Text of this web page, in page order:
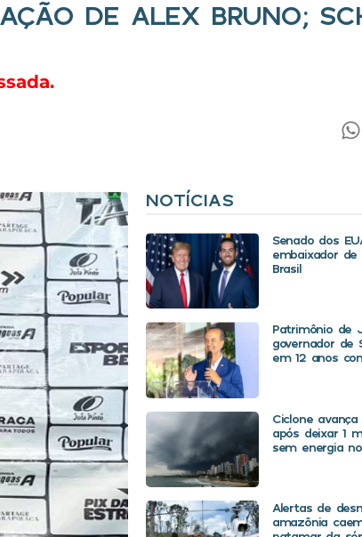
DE ALEX BRUNO;
NOTÍCIAS
Senado dos
embaixador
Brasil
Patrimônio de
governador de
em 12 anos
Ciclone
após deixar 1
sem energia
Alertas de
amazônia